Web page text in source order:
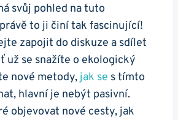
⁣svůj pohled ‍na tuto
to ji činí tak ⁤fascinující!
zapojit do diskuze a sdílet
už se snažíte⁤ o​ ekologický
nové metody, jak se s tímto‍
hlavní je nebýt pasivní.‌
‌objevovat⁤ nové ⁣cesty, jak